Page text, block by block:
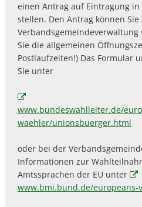
einen Antrag auf Eintragung
stellen. Den Antrag können
Verbandsgemeindeverwaltung
Sie die allgemeinen
Postlaufzeiten!) Das Formular
Sie unter
www.bundeswahlleiter.de/
waehler/unionsbuerger.html
oder bei der
Informationen zur
Amtssprachen der EU unter
www.bmi.bund.de/europeans-